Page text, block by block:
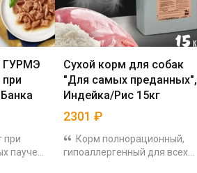
ГУРМЭ
при
паучей
Сухой корм для собак
"Для самых преданных",
Индейка/Рис 15кг
2301 ₽
Корм полнорационный,
гипоаллергенный для всех